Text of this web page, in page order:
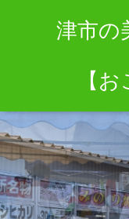
津市の
【お